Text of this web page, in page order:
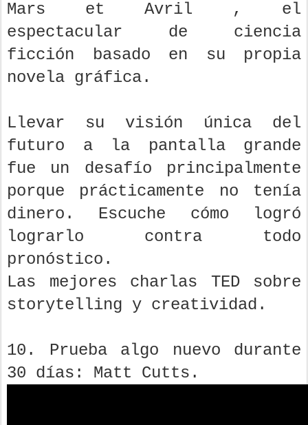
Mars et Avril , el
espectacular de ciencia
ficción basado en su propia
novela gráfica.
Llevar su visión única del
futuro a la pantalla grande
fue un desafío principalmente
porque prácticamente no tenía
dinero. Escuche cómo logró
lograrlo contra todo
pronóstico.
Las mejores charlas TED sobre
storytelling y creatividad.
10. Prueba algo nuevo durante
30 días: Matt Cutts.